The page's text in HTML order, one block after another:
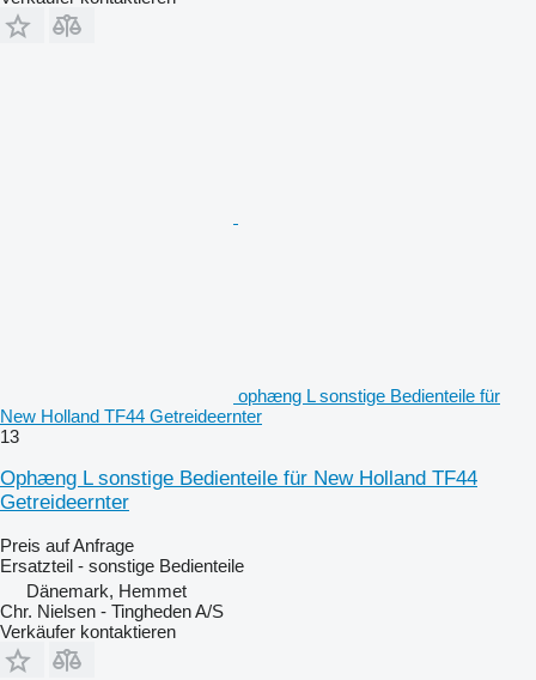
ophæng L sonstige Bedienteile für
New Holland TF44 Getreideernter
13
Ophæng L sonstige Bedienteile für New Holland TF44
Getreideernter
Preis auf Anfrage
Ersatzteil - sonstige Bedienteile
Dänemark, Hemmet
Chr. Nielsen - Tingheden A/S
Verkäufer kontaktieren